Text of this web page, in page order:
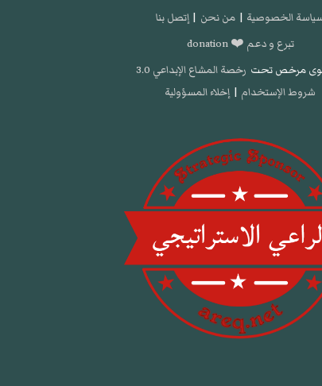
الخصوصية | من نحن | إتصل بنا
تبرع و دعم ❤️ donation
مرخص تحت رخصة المشاع الإبداعي 3.0
شروط الإستخدام | إخلاء المسؤولية